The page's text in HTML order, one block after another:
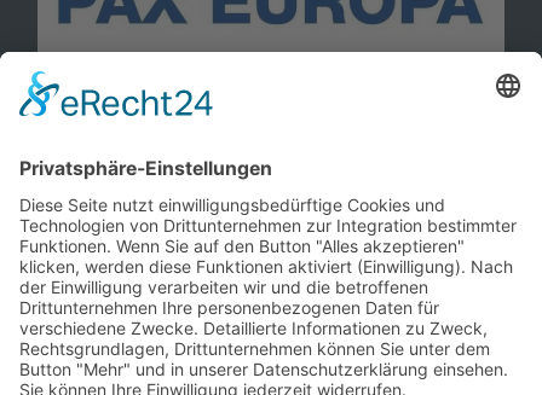
Kontakt
Mitglied werden!
Impressum
Datenschutz
Copyright 2023. All rights reserved.